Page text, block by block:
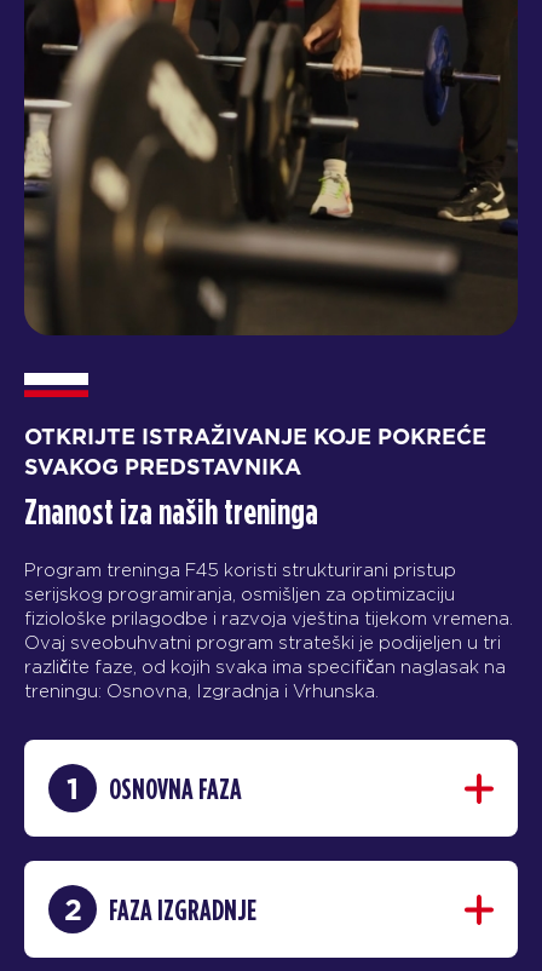
OTKRIJTE ISTRAŽIVANJE KOJE POKREĆE
SVAKOG PREDSTAVNIKA
Znanost iza naših treninga
Program treninga F45 koristi strukturirani pristup
serijskog programiranja, osmišljen za optimizaciju
fiziološke prilagodbe i razvoja vještina tijekom vremena.
Ovaj sveobuhvatni program strateški je podijeljen u tri
različite faze, od kojih svaka ima specifičan naglasak na
treningu: Osnovna, Izgradnja i Vrhunska.
1 OSNOVNA FAZA
2 FAZA IZGRADNJE